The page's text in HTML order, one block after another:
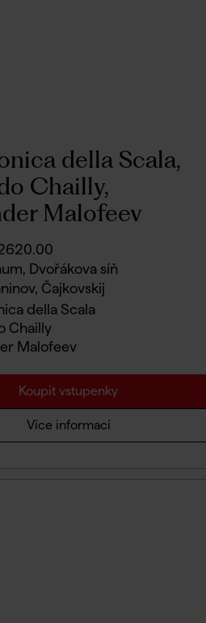
della Scala,
Chailly,
Malofeev
20.00
Dvořákova síň
Čajkovskij
della Scala
Chailly
Malofeev
Koupit vstupenky
Více informací